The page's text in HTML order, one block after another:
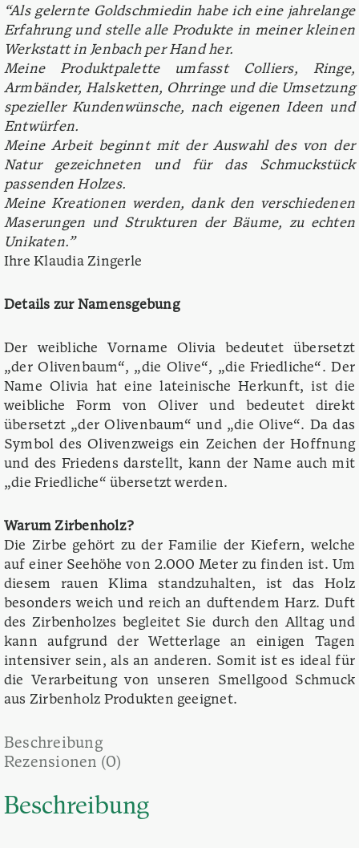
“Als gelernte Goldschmiedin habe ich eine jahrelange
Erfahrung und stelle alle Produkte in meiner kleinen
Werkstatt in Jenbach per Hand her.
Meine Produktpalette umfasst Colliers, Ringe,
Armbänder, Halsketten, Ohrringe und die Umsetzung
spezieller Kundenwünsche, nach eigenen Ideen und
Entwürfen.
Meine Arbeit beginnt mit der Auswahl des von der
Natur gezeichneten und für das Schmuckstück
passenden Holzes.
Meine Kreationen werden, dank den verschiedenen
Maserungen und Strukturen der Bäume, zu echten
Unikaten.”
Ihre Klaudia Zingerle
Details zur Namensgebung
Der weibliche Vorname Olivia bedeutet übersetzt
„der Olivenbaum“, „die Olive“, „die Friedliche“. Der
Name Olivia hat eine lateinische Herkunft, ist die
weibliche Form von Oliver und bedeutet direkt
übersetzt „der Olivenbaum“ und „die Olive“. Da das
Symbol des Olivenzweigs ein Zeichen der Hoffnung
und des Friedens darstellt, kann der Name auch mit
„die Friedliche“ übersetzt werden.
Warum Zirbenholz?
Die Zirbe gehört zu der Familie der Kiefern, welche
auf einer Seehöhe von 2.000 Meter zu finden ist. Um
diesem rauen Klima standzuhalten, ist das Holz
besonders weich und reich an duftendem Harz. Duft
des Zirbenholzes begleitet Sie durch den Alltag und
kann aufgrund der Wetterlage an einigen Tagen
intensiver sein, als an anderen. Somit ist es ideal für
die Verarbeitung von unseren Smellgood Schmuck
aus Zirbenholz Produkten geeignet.
Beschreibung
Rezensionen (0)
Beschreibung